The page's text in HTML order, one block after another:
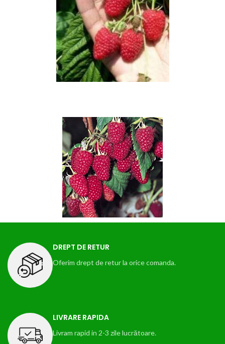
DREPT DE RETUR
Oferim drept de retur la orice comanda.
LIVRARE RAPIDA
Livram rapid in 2-3 zile lucrătoare.